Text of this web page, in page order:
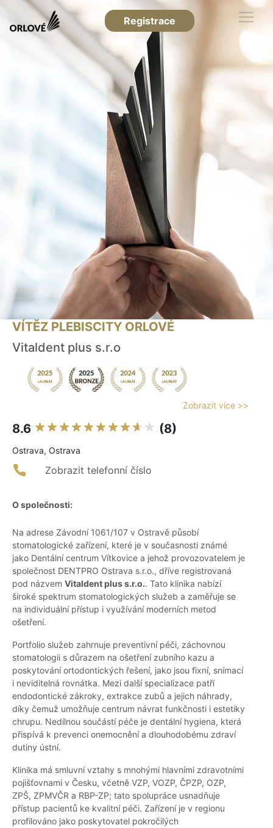
Registrace
VÍTĚZ PLEBISCITY ORLOVÉ
Vitaldent plus s.r.o
Zobrazit více >>
8.6 (8)
Ostrava, Ostrava
Zobrazit telefonní číslo
O společnosti:
Na adrese Závodní 1061/107 v Ostravě působí
stomatologické zařízení, které je v současnosti známé
jako Dentální centrum Vítkovice a jehož provozovatelem je
společnost DENTPRO Ostrava s.r.o., dříve registrovaná
pod názvem Vitaldent plus s.r.o.. Tato klinika nabízí
široké spektrum stomatologických služeb a zaměřuje se
na individuální přístup i využívání moderních metod
ošetření.
Portfolio služeb zahrnuje preventivní péči, záchovnou
stomatologii s důrazem na ošetření zubního kazu a
poskytování ortodontických řešení, jako jsou fixní, snímací
i neviditelná rovnátka. Mezi další specializace patří
endodontické zákroky, extrakce zubů a jejich náhrady,
díky čemuž umožňuje centrum návrat funkčnosti i estetiky
chrupu. Nedílnou součástí péče je dentální hygiena, která
přispívá k prevenci onemocnění a dlouhodobému zdraví
dutiny ústní.
Klinika má smluvní vztahy s mnohými hlavními zdravotními
pojišťovnami v Česku, včetně VZP, VOZP, ČPZP, OZP,
ZPŠ, ZPMVČR a RBP-ZP; tato spolupráce usnadňuje
přístup pacientů ke kvalitní péči. Zařízení je v regionu
profilováno jako poskytovatel pokročilých